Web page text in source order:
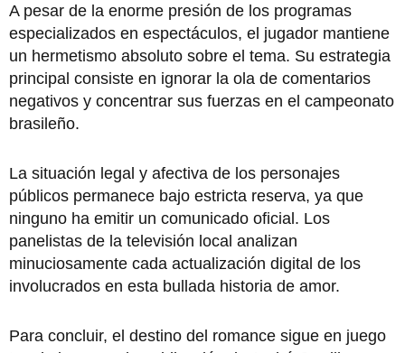
A pesar de la enorme presión de los programas
especializados en espectáculos, el jugador mantiene
un hermetismo absoluto sobre el tema. Su estrategia
principal consiste en ignorar la ola de comentarios
negativos y concentrar sus fuerzas en el campeonato
brasileño.
La situación legal y afectiva de los personajes
públicos permanece bajo estricta reserva, ya que
ninguno ha emitir un comunicado oficial. Los
panelistas de la televisión local analizan
minuciosamente cada actualización digital de los
involucrados en esta bullada historia de amor.
Para concluir, el destino del romance sigue en juego